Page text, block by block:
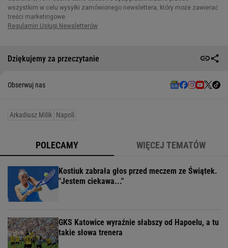
Dziękujemy za przeczytanie
Obserwuj nas
Arkadiusz Milik Napoli
POLECAMY WIĘCEJ TEMATÓW
Kostiuk zabrała głos przed meczem ze Świątek.
"Jestem ciekawa..."
GKS Katowice wyraźnie słabszy od Hapoelu, a tu
takie słowa trenera